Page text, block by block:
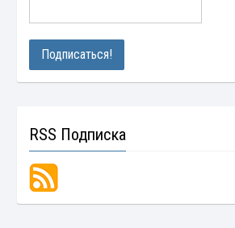
RSS Подписка